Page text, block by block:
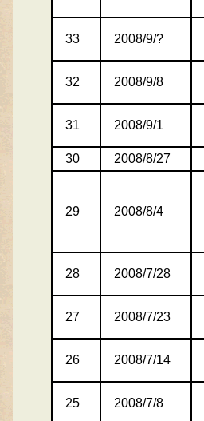
33 2008/9/?
32 2008/9/8
31 2008/9/1
30
2008/8/27
29 2008/8/4
28 2008/7/28
27 2008/7/23
26 2008/7/14
25 2008/7/8